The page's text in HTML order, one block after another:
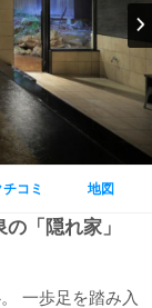
チコミ 地図
「隠れ家」
一歩足を踏み入